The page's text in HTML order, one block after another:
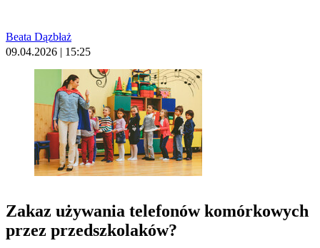
Beata Dązbłaż
09.04.2026 | 15:25
Zakaz używania telefonów komórkowych
przez przedszkolaków?